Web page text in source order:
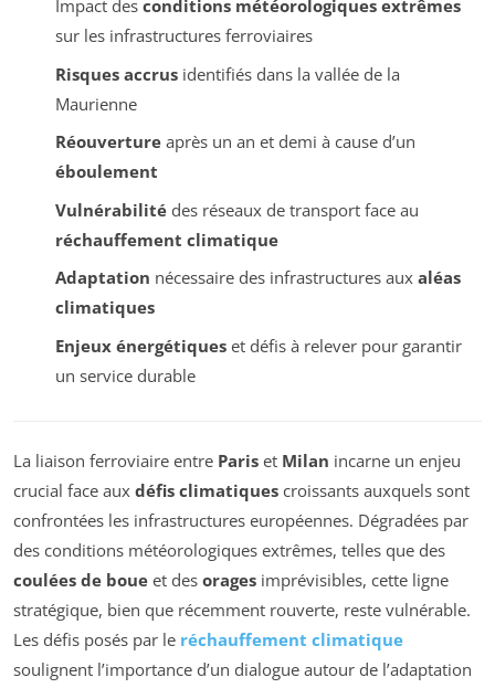
Impact des conditions météorologiques extrêmes
sur les infrastructures ferroviaires
Risques accrusidentifiés dans la vallée de la
Maurienne
Réouvertureaprès un an et demi à cause d’un
éboulement
Vulnérabilitédes réseaux de transport face au
réchauffement climatique
Adaptation nécessaire des infrastructures aux aléas
climatiques
Enjeux énergétiqueset défis à relever pour garantir
un service durable
La liaison ferroviaire entre Paris et Milan incarne un enjeu
crucial face aux défis climatiques croissants auxquels sont
confrontées les infrastructures européennes. Dégradées par
des conditions météorologiques extrêmes, telles que des
coulées de boue et des orages imprévisibles, cette ligne
stratégique, bien que récemment rouverte, reste vulnérable.
Les défis posés par le réchauffement climatique
soulignent l’importance d’un dialogue autour de l’adaptation